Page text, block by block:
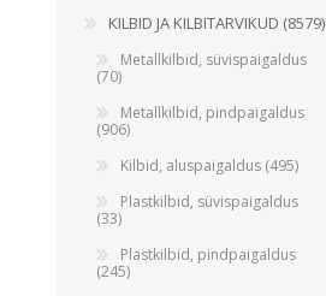
KILBID JA KILBITARVIKUD (8579)
Metallkilbid, süvispaigaldus
(70)
Metallkilbid, pindpaigaldus
(906)
Kilbid, aluspaigaldus (495)
Plastkilbid, süvispaigaldus
(33)
Plastkilbid, pindpaigaldus
(245)